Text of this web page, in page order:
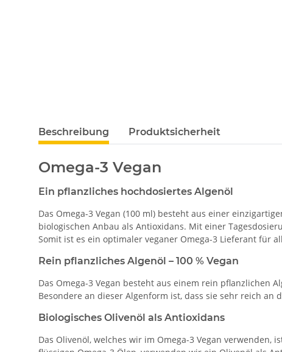
Beschreibung Produktsicherheit
Omega-3 Vegan
Ein pflanzliches hochdosiertes Algenöl
Das Omega-3 Vegan (100 ml) besteht aus einer
biologischen Anbau als Antioxidans. Mit einer
Somit ist es ein optimaler veganer Omega-3 Lieferant für
Rein pflanzliches Algenöl – 100 % Vegan
Das Omega-3 Vegan besteht aus einem rein pflanzlichen
Besondere an dieser Algenform ist, dass sie sehr reich an
Biologisches Olivenöl als Antioxidans
Das Olivenöl, welches wir im Omega-3 Vegan